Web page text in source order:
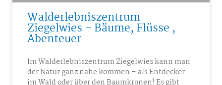
Walderlebniszentrum
Ziegelwies – Bäume, Flüsse ,
Abenteuer
Im Walderlebniszentrum Ziegelwies kann man
der Natur ganz nahe kommen – als Entdecker
im Wald oder über den Baumkronen! Es gibt